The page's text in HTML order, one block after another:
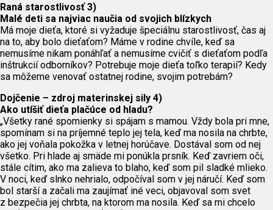
Raná starostlivosť 3)
Malé deti sa najviac naučia od svojich blízkych
Má moje dieťa, ktoré si vyžaduje špeciálnu starostlivosť, čas aj
na to, aby bolo dieťaťom? Máme v rodine chvíle, keď sa
nemusíme nikam ponáhľať a nemusíme cvičiť s dieťaťom podľa
inštrukcií odborníkov? Potrebuje moje dieťa toľko terapií? Kedy
sa môžeme venovať ostatnej rodine, svojim potrebám?
Dojčenie – zdroj materinskej sily 4)
Ako utíšiť dieťa plačúce od hladu?
„Všetky rané spomienky si spájam s mamou. Vždy bola pri mne,
spomínam si na príjemné teplo jej tela, keď ma nosila na chrbte,
ako jej voňala pokožka v letnej horúčave. Dostával som od nej
všetko. Pri hlade aj smäde mi ponúkla prsník. Keď zavriem oči,
stále cítim, ako ma zalieva to blaho, keď som pil sladké mlieko.
V noci, keď slnko nehrialo, odpočíval som v jej náručí. Keď som
bol starší a začali ma zaujímať iné veci, objavoval som svet
z bezpečia jej chrbta, na ktorom ma nosila. Keď sa mi chcelo